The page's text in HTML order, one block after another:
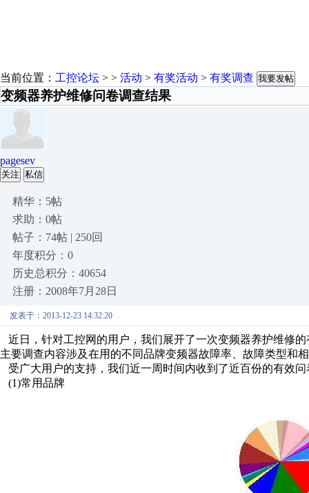
当前位置： 工控论坛 > > 活动 > 有奖活动 > 有奖调查 我要发帖
变频器养护维修问卷调查结果
pagesev
关注 私信
精华：5帖
求助：0帖
帖子：74帖 | 250回
年度积分：0
历史总积分：40654
注册：2008年7月28日
发表于：2013-12-23 14:32:20
近日，针对工控网的用户，我们展开了一次变频器养护维修
主要调查内容涉及在用的不同品牌变频器故障率、故障类型和
受广大用户的支持，我们近一周时间内收到了近百份的有效
(1)常用品牌